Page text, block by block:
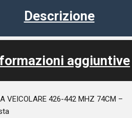
Descrizione
aggiuntive
VEICOLARE 426-442 MHZ 74CM –